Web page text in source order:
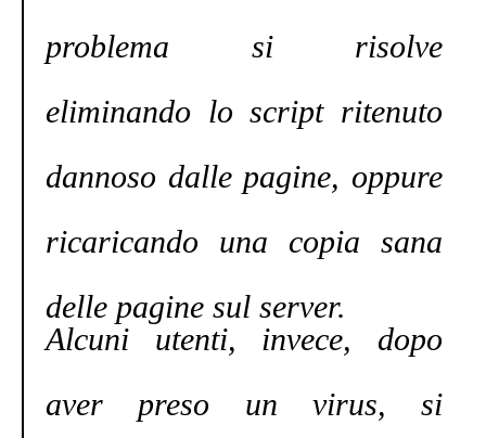
problema si risolve
eliminando lo script ritenuto
dannoso dalle pagine, oppure
ricaricando una copia sana
delle pagine sul server.
Alcuni utenti, invece, dopo
aver preso un virus, si